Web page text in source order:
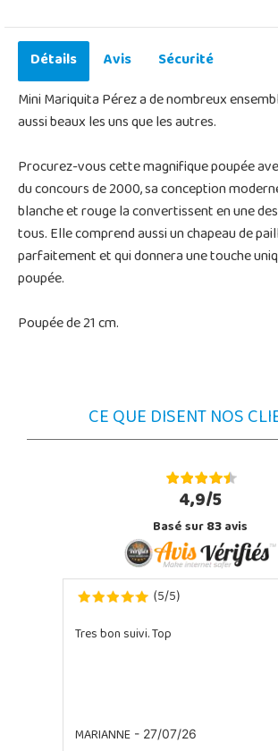
Détails Avis
Sécurité
Mini Mariquita Pérez a de nombreux
aussi beaux les uns que les autres.
Procurez-vous cette magnifique poupée
du concours de 2000, sa conception
blanche et rouge la convertissent en une
tous. Elle comprend aussi un chapeau de
parfaitement et qui donnera une touche
poupée.
Poupée de 21 cm.
CE QUE DISENT NOS
4,9/5
Basé sur83avis
(5/5)
Tres bon suivi. Top
MARIANNE- 27/07/26